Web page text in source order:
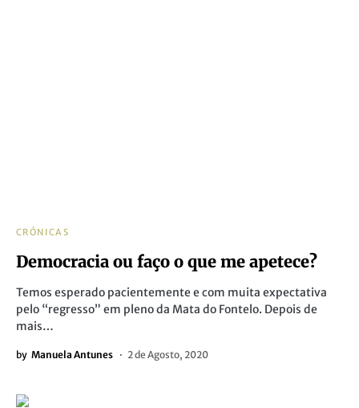
CRÓNICAS
Democracia ou faço o que me apetece?
Temos esperado pacientemente e com muita expectativa
pelo “regresso” em pleno da Mata do Fontelo. Depois de
mais…
by Manuela Antunes 2 de Agosto, 2020